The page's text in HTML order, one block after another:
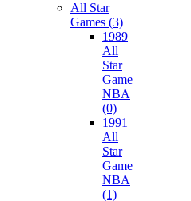
All Star
Games (3)
1989
All
Star
Game
NBA
(0)
1991
All
Star
Game
NBA
(1)